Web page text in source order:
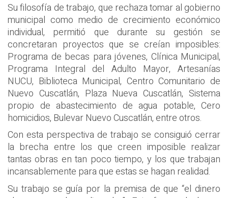
Su filosofía de trabajo, que rechaza tomar al gobierno
municipal como medio de crecimiento económico
individual, permitió que durante su gestión se
concretaran proyectos que se creían imposibles:
Programa de becas para jóvenes, Clínica Municipal,
Programa Integral del Adulto Mayor, Artesanías
NUCU, Biblioteca Municipal, Centro Comunitario de
Nuevo Cuscatlán, Plaza Nueva Cuscatlán, Sistema
propio de abastecimiento de agua potable, Cero
homicidios, Bulevar Nuevo Cuscatlán, entre otros.
Con esta perspectiva de trabajo se consiguió cerrar
la brecha entre los que creen imposible realizar
tantas obras en tan poco tiempo, y los que trabajan
incansablemente para que estas se hagan realidad.
Su trabajo se guía por la premisa de que “el dinero